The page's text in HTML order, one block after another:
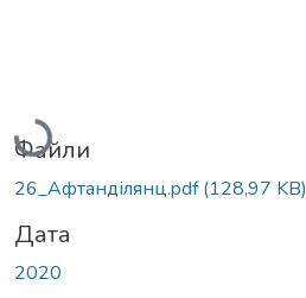
Вантажиться...
Файли
26_Афтанділянц.pdf(128,97 KB)
Дата
2020